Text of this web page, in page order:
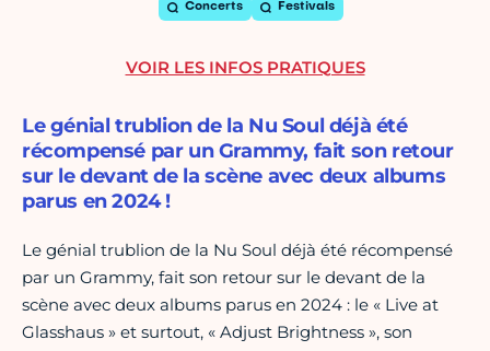
Concerts Festivals
Le génial trublion de la Nu Soul déjà été
récompensé par un Grammy, fait son retour
sur le devant de la scène avec deux albums
parus en 2024 !
Le génial trublion de la Nu Soul déjà été récompensé
par un Grammy, fait son retour sur le devant de la
scène avec deux albums parus en 2024 : le « Live at
Glasshaus » et surtout, « Adjust Brightness », son
VOIR LES INFOS PRATIQUES